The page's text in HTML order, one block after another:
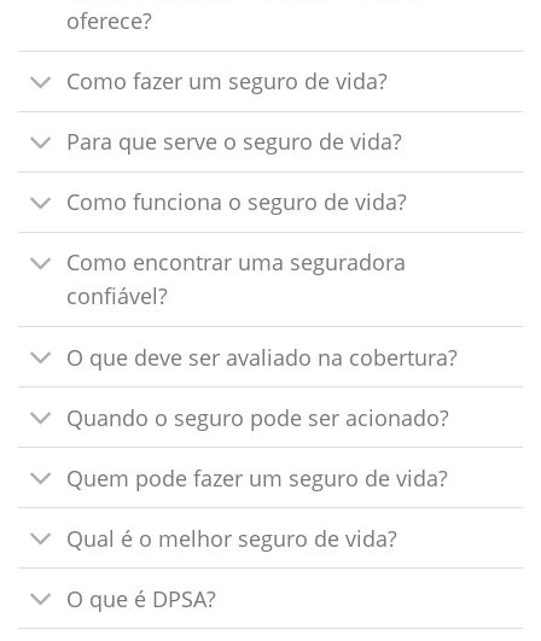
oferece?
Como fazer um seguro de vida?
Para que serve o seguro de vida?
Como funciona o seguro de vida?
Como encontrar uma seguradora
confiável?
O que deve ser avaliado na cobertura?
Quando o seguro pode ser acionado?
Quem pode fazer um seguro de vida?
Qual é o melhor seguro de vida?
O que é DPSA?